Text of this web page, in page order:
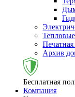
Печатная
Архив
Бесплатная
Компания